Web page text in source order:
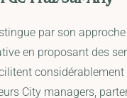
par son
en proposant des
City managers,